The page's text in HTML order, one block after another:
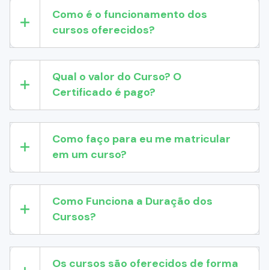
Como é o funcionamento dos
cursos oferecidos?
Qual o valor do Curso? O
Certificado é pago?
Como faço para eu me matricular
em um curso?
Como Funciona a Duração dos
Cursos?
Os cursos são oferecidos de forma